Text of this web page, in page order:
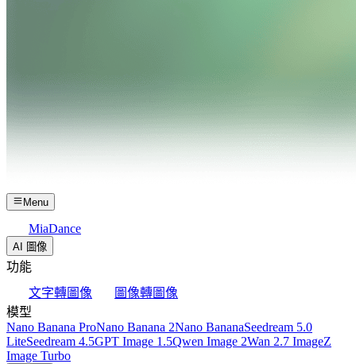
Menu
MiaDance
AI 圖像
功能
文字轉圖像
圖像轉圖像
模型
Nano Banana ProNano Banana 2Nano BananaSeedream 5.0
LiteSeedream 4.5GPT Image 1.5Qwen Image 2Wan 2.7 ImageZ
Image Turbo